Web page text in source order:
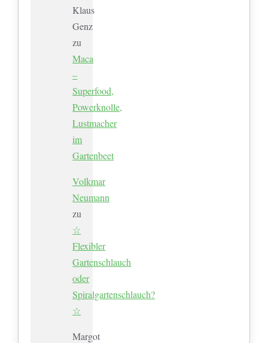
Klaus
Genz
zu
Maca
–
Superfood,
Powerknolle,
Lustmacher
im
Gartenbeet
Volkmar
Neumann
zu
☆
Flexibler
Gartenschlauch
oder
Spiralgartenschlauch?
☆
Margot